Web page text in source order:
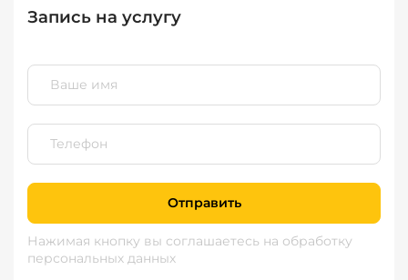
Запись на услугу
Отправить
Нажимая кнопку вы соглашаетесь на обработку
персональных данных